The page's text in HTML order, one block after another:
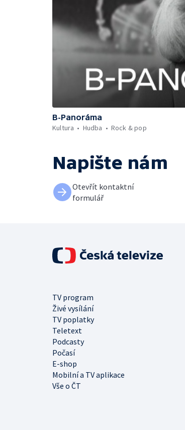
B-Panoráma
Kultura
Hudba Rock & pop
Napište nám
Otevřít kontaktní
formulář
TV program
Živé vysílání
TV poplatky
Teletext
Podcasty
Počasí
E-shop
Mobilní a TV aplikace
Vše o ČT